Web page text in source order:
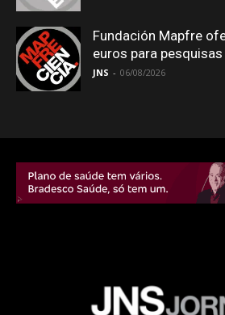
Fundación Mapfre
euros para pesquisas
JNS - 06/08/2026